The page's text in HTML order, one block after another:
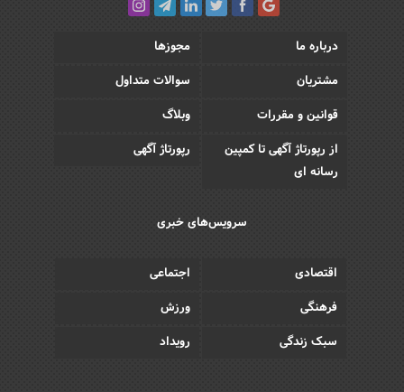
درباره ما
مجوزها
مشتریان
سوالات متداول
قوانین و مقررات
وبلاگ
از رپورتاژ آگهی تا کمپین
رسانه ای
رپورتاژ آگهی
سرویس‌های خبری
اقتصادی
اجتماعی
فرهنگی
ورزش
سبک زندگی
رویداد